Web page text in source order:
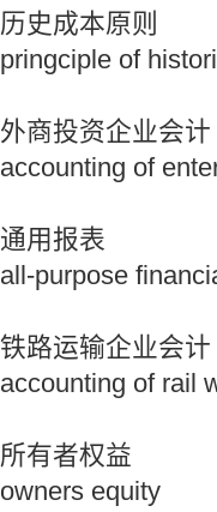
历史成本原则
pringciple of
外商投资企业会计
accounting of
通用报表
all-purpose
铁路运输企业会计
accounting of rail
所有者权益
owners equity